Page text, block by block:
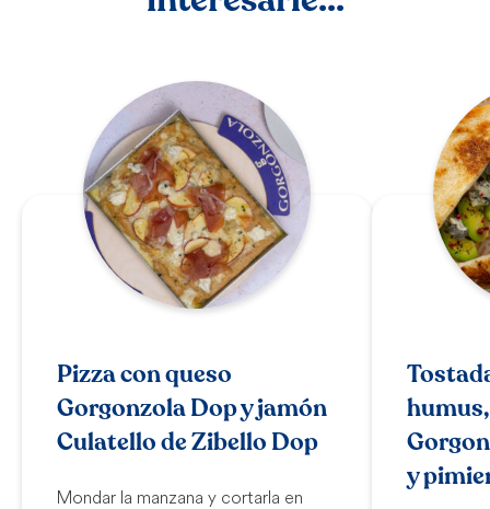
Pizza con queso
Gorgonzola Dop y jamón
Culatello de Zibello Dop
Mondar la manzana y cortarla en
y